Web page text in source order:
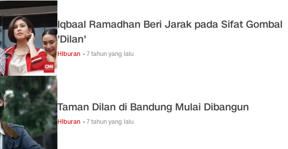
Iqbaal Ramadhan Beri Jarak pada Sifat Gombal
'Dilan'
Hiburan • 7 tahun yang lalu
Taman Dilan di Bandung Mulai Dibangun
Hiburan • 7 tahun yang lalu